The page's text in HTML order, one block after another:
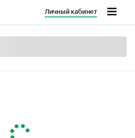
Личный кабинет